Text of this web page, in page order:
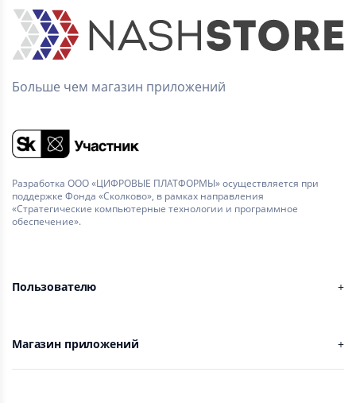
Больше чем магазин приложений
Разработка ООО «ЦИФРОВЫЕ ПЛАТФОРМЫ» осуществляется при
поддержке Фонда «Сколково», в рамках направления
«Стратегические компьютерные технологии и программное
обеспечение».
Пользователю
Магазин приложений